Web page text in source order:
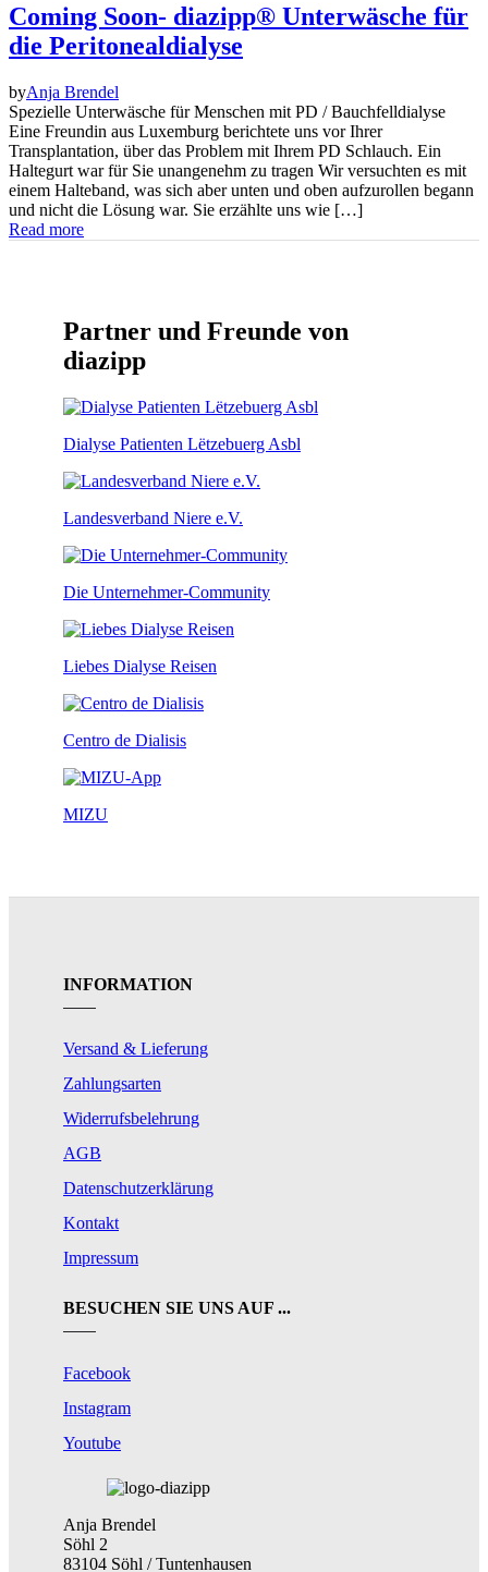
Coming Soon- diazipp® Unterwäsche für
die Peritonealdialyse
byAnja Brendel
Spezielle Unterwäsche für Menschen mit PD / Bauchfelldialyse
Eine Freundin aus Luxemburg berichtete uns vor Ihrer
Transplantation, über das Problem mit Ihrem PD Schlauch. Ein
Haltegurt war für Sie unangenehm zu tragen Wir versuchten es mit
einem Halteband, was sich aber unten und oben aufzurollen begann
und nicht die Lösung war. Sie erzählte uns wie […]
Read more
Partner und Freunde von
diazipp
Dialyse Patienten Lëtzebuerg Asbl
Landesverband Niere e.V.
Die Unternehmer-Community
Liebes Dialyse Reisen
Centro de Dialisis
MIZU
INFORMATION
Versand & Lieferung
Zahlungsarten
Widerrufsbelehrung
AGB
Datenschutzerklärung
Kontakt
Impressum
BESUCHEN SIE UNS AUF ...
Facebook
Instagram
Youtube
Anja Brendel
Söhl 2
83104 Söhl / Tuntenhausen